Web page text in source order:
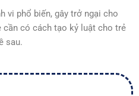
vi phổ biến, gây trở ngại cho
cần có cách tạo kỷ luật cho trẻ
sau.